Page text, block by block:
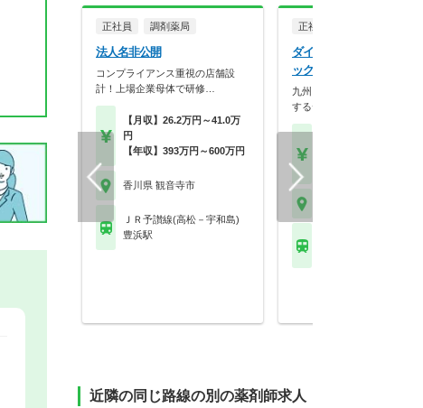
正社員 調剤薬局
法人名非公開
コンプライアンス重視の店舗設
計！上場企業母体で研修…
【月収】26.2万円～41.0万
円
【年収】393万円～600万円
香川県 観音寺市
ＪＲ予讃線(高松－宇和島)
豊浜駅
正社員
ダイレックス株式会社
ックス観音寺店
九州～北陸地方に約300店舗
するディスカウント…
近隣の同じ路線の別の薬剤師求人